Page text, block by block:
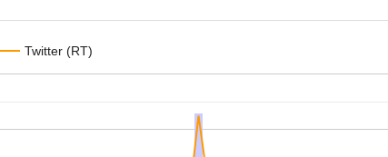
Twitter (RT)